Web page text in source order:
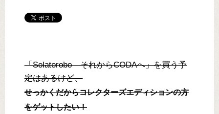
「Solatorobo それからCODAへ」を買う予
定はあるけど、
せっかくだからコレクターズエディションの方
をゲットしたい！